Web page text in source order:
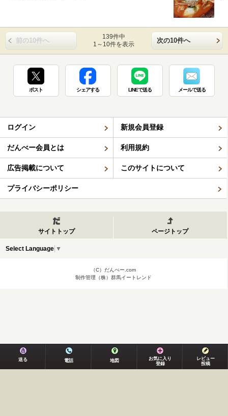
前の10件へ
139件中
1～10件を表示
次の10件へ
ポスト シェアする LINEで送る メールで送る
ログイン 新規会員登録
だんべー会員とは 利用規約
広告掲載について このサイトについて
プライバシーポリシー
サイトトップ ページトップ
Select Language ▼
（C）だんべー.com
制作管理（株）群馬イートレンド
送る 電話 地図
お気に入り
登録
レビュー
投稿